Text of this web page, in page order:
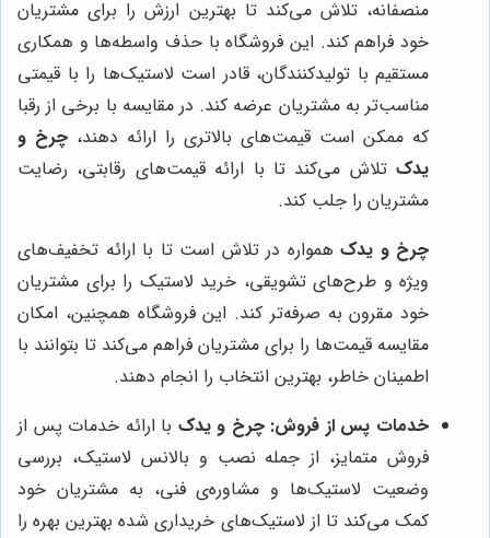
منصفانه، تلاش می‌کند تا بهترین ارزش را برای مشتریان
خود فراهم کند. این فروشگاه با حذف واسطه‌ها و همکاری
مستقیم با تولیدکنندگان، قادر است لاستیک‌ها را با قیمتی
مناسب‌تر به مشتریان عرضه کند. در مقایسه با برخی از رقبا
که ممکن است قیمت‌های بالاتری را ارائه دهند، چرخ و
یدک تلاش می‌کند تا با ارائه قیمت‌های رقابتی، رضایت
مشتریان را جلب کند.
چرخ و یدک همواره در تلاش است تا با ارائه تخفیف‌های
ویژه و طرح‌های تشویقی، خرید لاستیک را برای مشتریان
خود مقرون به صرفه‌تر کند. این فروشگاه همچنین، امکان
مقایسه قیمت‌ها را برای مشتریان فراهم می‌کند تا بتوانند با
اطمینان خاطر، بهترین انتخاب را انجام دهند.
خدمات پس از فروش: چرخ و یدک با ارائه خدمات پس از
فروش متمایز، از جمله نصب و بالانس لاستیک، بررسی
وضعیت لاستیک‌ها و مشاوره‌ی فنی، به مشتریان خود
کمک می‌کند تا از لاستیک‌های خریداری شده بهترین بهره را